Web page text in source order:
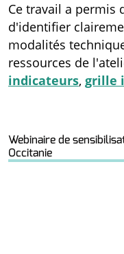
Ce travail a permis
d'identifier
modalités
ressources de
indicateurs, grille
Webinaire de
Occitanie